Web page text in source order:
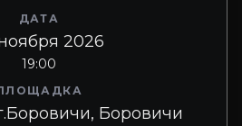
ДАТА
2026
19:00
Боровичи